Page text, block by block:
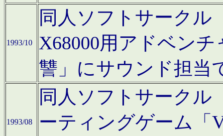
1993/10
同人ソフトサークル
X68000用アドベン
讐」にサウンド担当
1993/08
同人ソフトサークル
ーティングゲーム「